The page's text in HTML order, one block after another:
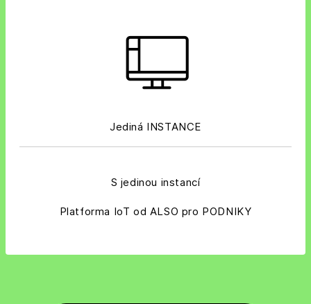
Jediná INSTANCE
S jedinou instancí
Platforma IoT od ALSO pro PODNIKY